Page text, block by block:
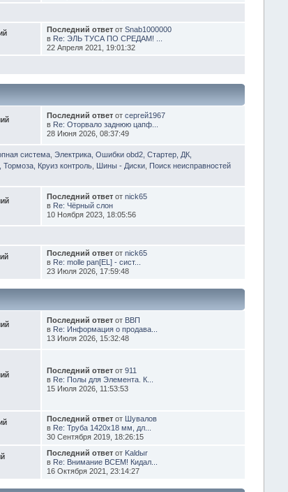
Последний ответ отSnab1000000
в Re: ЭЛЬ ТУСА ПО СРЕДАМ! ...
22 Апреля 2021, 19:01:32
Последний ответ отсергей1967
в Re: Оторвало заднюю цапф...
28 Июня 2026, 08:37:49
система, Электрика, Ошибки obd2, Стартер, ДК,
Круиз контроль, Шины - Диски, Поиск неисправностей
Последний ответ отnick65
в Re: Чёрный слон
10 Ноября 2023, 18:05:56
Последний ответ отnick65
в Re: molle pan[EL] - сист...
23 Июля 2026, 17:59:48
Последний ответ от ВВП
в Re: Информация о продава...
13 Июля 2026, 15:32:48
Последний ответ от911
в Re: Полы для Элемента. К...
15 Июля 2026, 11:53:53
Последний ответ от Шувалов
в Re: Труба 1420х18 мм, дл...
30 Сентября 2019, 18:26:15
Последний ответ от Kaldыr
в Re: Внимание ВСЕМ! Кидал...
16 Октября 2021, 23:14:27